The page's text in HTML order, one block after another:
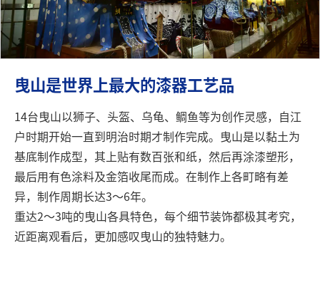
曳山是世界上最大的漆器工艺品
14台曳山以狮子、头盔、乌龟、鲷鱼等为创作灵感，自江
户时期开始一直到明治时期才制作完成。曳山是以黏土为
基底制作成型，其上贴有数百张和纸，然后再涂漆塑形，
最后用有色涂料及金箔收尾而成。在制作上各町略有差
异，制作周期长达3～6年。
重达2～3吨的曳山各具特色，每个细节装饰都极其考究，
近距离观看后，更加感叹曳山的独特魅力。